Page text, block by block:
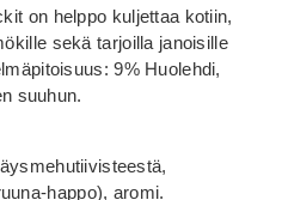
on helppo kuljettaa kotiin,
sekä tarjoilla janoisille
9% Huolehdi,
suuhun.
happo), aromi.